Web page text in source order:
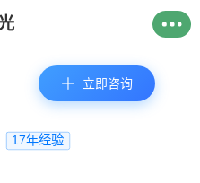
立即咨询
17年经验